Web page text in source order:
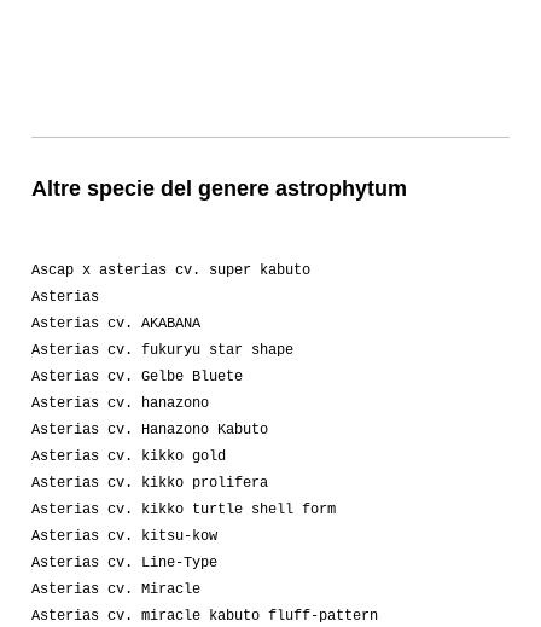
Altre specie del genere astrophytum
Ascap x asterias cv. super kabuto
Asterias
Asterias cv. AKABANA
Asterias cv. fukuryu star shape
Asterias cv. Gelbe Bluete
Asterias cv. hanazono
Asterias cv. Hanazono Kabuto
Asterias cv. kikko gold
Asterias cv. kikko prolifera
Asterias cv. kikko turtle shell form
Asterias cv. kitsu-kow
Asterias cv. Line-Type
Asterias cv. Miracle
Asterias cv. miracle kabuto fluff-pattern